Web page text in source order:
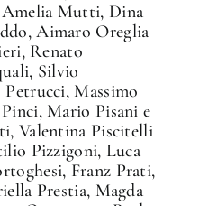
Amelia Mutti, Dina
Aimaro Oreglia
Renato
Silvio
Petrucci, Massimo
Mario Pisani e
Valentina Piscitelli
Pizzigoni, Luca
Franz Prati,
Prestia, Magda